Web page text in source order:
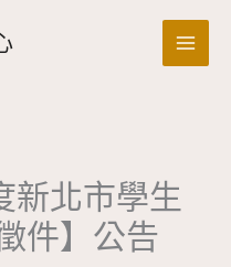
新北市學生
件】公告